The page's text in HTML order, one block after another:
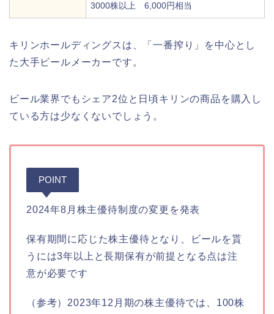
3000株以上 6,000円相当
キリンホールディングスは、「一番搾り」を中心とし
た大手ビールメーカーです。
ビール業界でもシェア2位と日頃キリンの商品を購入し
ている方は少なくないでしょう。
POINT
2024年8月株主優待制度の変更を発表
保有期間に応じた株主優待となり、ビールを貰
うには3年以上と長期保有が前提となる点は注
意が必要です
（参考）2023年12月期の株主優待では、100株